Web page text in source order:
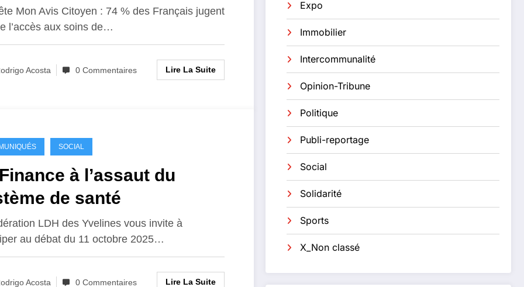
Mon Avis Citoyen : 74 % des Français jugent
l’accès aux soins de…
Acosta 0 Commentaires Lire La Suite
SOCIAL
à l’assaut du
de santé
LDH des Yvelines vous invite à
au débat du 11 octobre 2025…
Acosta 0 Commentaires Lire La Suite
Expo
Immobilier
Intercommunalité
Opinion-Tribune
Politique
Publi-reportage
Social
Solidarité
Sports
X_Non classé